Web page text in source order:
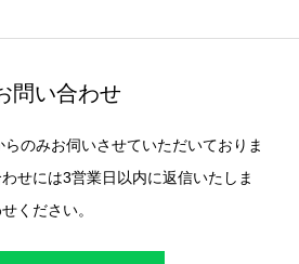
問い合わせ
のみお伺いさせていただいておりま
せには3営業日以内に返信いたしま
ください。